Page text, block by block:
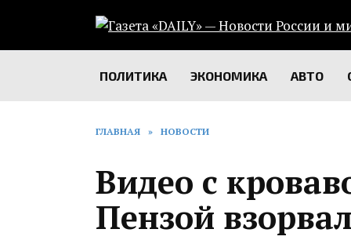
содержанию
ПОЛИТИКА ЭКОНОМИКА АВТО
ГЛАВНАЯ » НОВОСТИ
Видео с
Пензой‍